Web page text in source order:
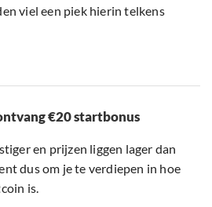
viel een piek hierin telkens
€20 startbonus
en prijzen liggen lager dan
dus om je te verdiepen in hoe
is.